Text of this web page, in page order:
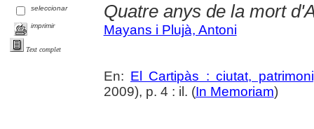
seleccionar
imprimir
Text complet
Quatre anys de la mort
Mayans i Plujà, Antoni
En: El Cartipàs : ciutat,
2009), p. 4 : il. (In Memoriam)